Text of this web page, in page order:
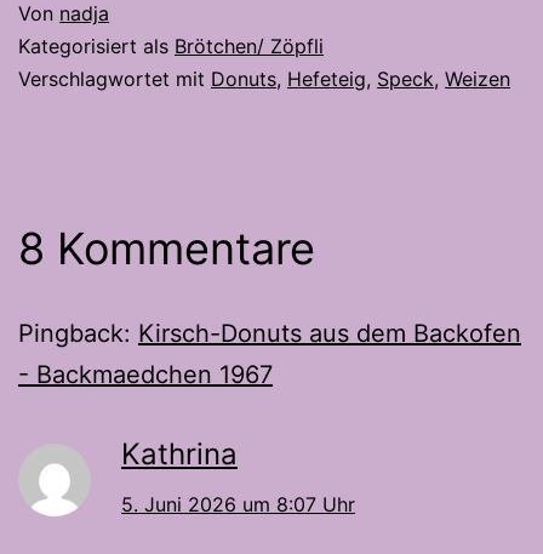
Von nadja
Kategorisiert als Brötchen/ Zöpfli
Verschlagwortet mit Donuts, Hefeteig, Speck, Weizen
8 Kommentare
Pingback: Kirsch-Donuts aus dem Backofen
- Backmaedchen 1967
Kathrina
5. Juni 2026 um 8:07 Uhr